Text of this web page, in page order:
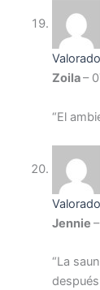
Zoila–
“El
Jennie –
“La